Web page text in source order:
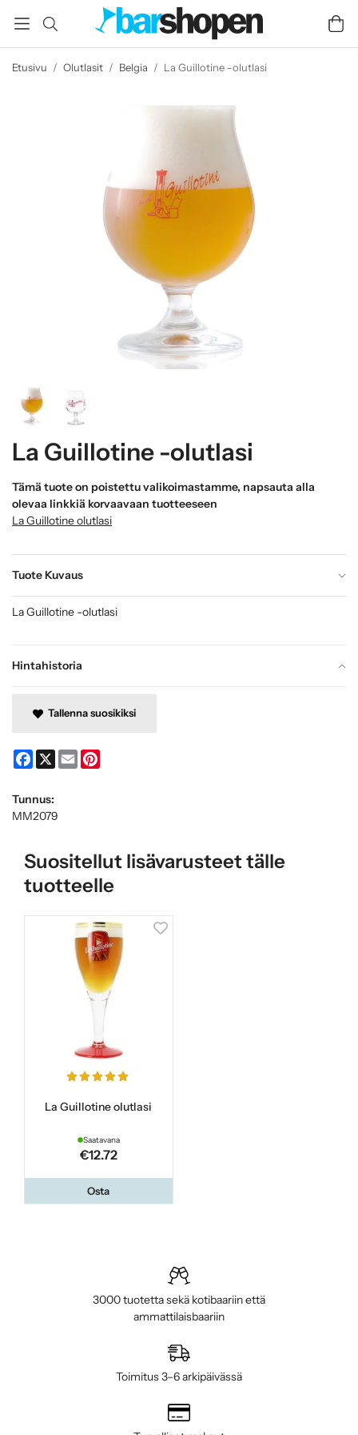
Etusivu / Olutlasit / Belgia / La Guillotine -olutlasi
La Guillotine -olutlasi
Tämä tuote on poistettu valikoimastamme, napsauta alla
olevaa linkkiä korvaavaan tuotteeseen
La Guillotine olutlasi
Tuote Kuvaus
Hintahistoria
La Guillotine -olutlasi
Tallenna suosikiksi
Facebook
X Email
Tunnus:
MM2079
Suositellut lisävarusteet tälle
tuotteelle
La Guillotine olutlasi
Saatavana
€12.72
Osta
3000 tuotetta sekä kotibaariin että
ammattilaisbaariin
Toimitus 3–6 arkipäivässä